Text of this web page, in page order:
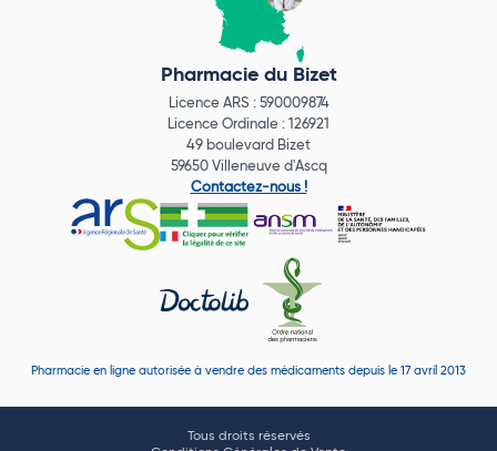
Pharmacie du Bizet
Licence ARS : 590009874
Licence Ordinale : 126921
49 boulevard Bizet
59650 Villeneuve d'Ascq
Contactez-nous !
Pharmacie en ligne autorisée à vendre des médicaments depuis le 17 avril 2013
Tous droits réservés